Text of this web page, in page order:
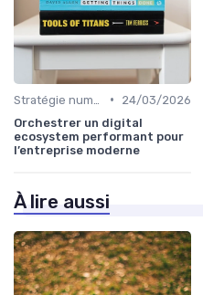
•
24/03/2026
Orchestrer un digital
ecosystem performant pour
l’entreprise moderne
À lire aussi